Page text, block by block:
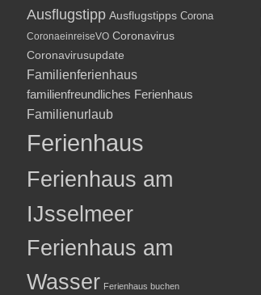
Ausflugstipp Ausflugstipps Corona
CoronaeinreiseVO Coronavirus
Coronavirusupdate
Familienferienhaus
familienfreundliches Ferienhaus
Familienurlaub
Ferienhaus
Ferienhaus am
IJsselmeer
Ferienhaus am
Wasser Ferienhaus buchen